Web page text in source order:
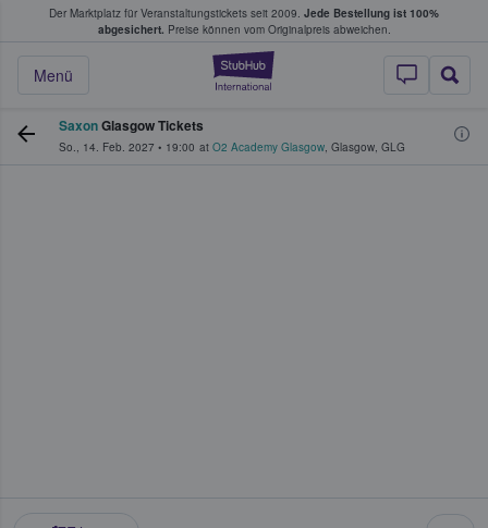
Der Marktplatz für Veranstaltungstickets seit 2009. Jede Bestellung ist 100%
abgesichert. Preise können vom Originalpreis abweichen.
StubHub - Wo
Menü
Tickets kaufen & verkaufen
SaxonGlasgow Tickets
So., 14. Feb. 2027 • 19:00 at O2 Academy Glasgow, Glasgow, GLG